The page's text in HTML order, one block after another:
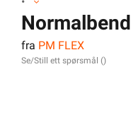
Normalbend
20mm LSZH
fra PM FLEX
Se/Still ett spørsmål ()